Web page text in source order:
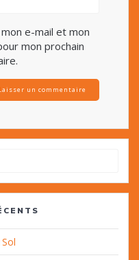
e-mail et mon
mon prochain